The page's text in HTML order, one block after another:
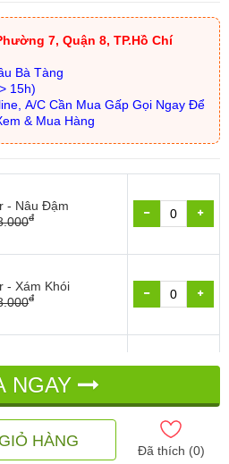
7, Quận 8, TP.Hồ Chí
Bà Tàng
15h)
A/C Cần Mua Gấp Gọi Ngay Để
& Mua Hàng
- Nâu Đậm
đ
- Xám Khói
đ
- Nâu Nhạt
đ
NGAY
HÀNG
Đã thích (0)